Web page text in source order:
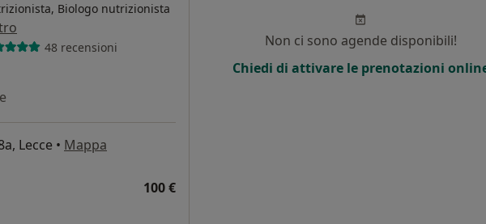
Biologo nutrizionista
48 recensioni
Lecce • Mappa
100 €
Non ci sono agende disponibili!
Chiedi di attivare le prenotazioni